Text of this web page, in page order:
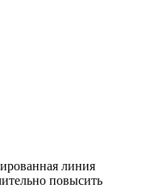
линия
повысить